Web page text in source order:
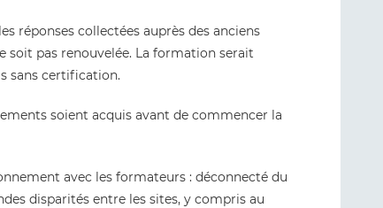
réponses collectées auprès des anciens
soit pas renouvelée. La formation serait
sans certification.
soient acquis avant de commencer la
avec les formateurs : déconnecté du
disparités entre les sites, y compris au